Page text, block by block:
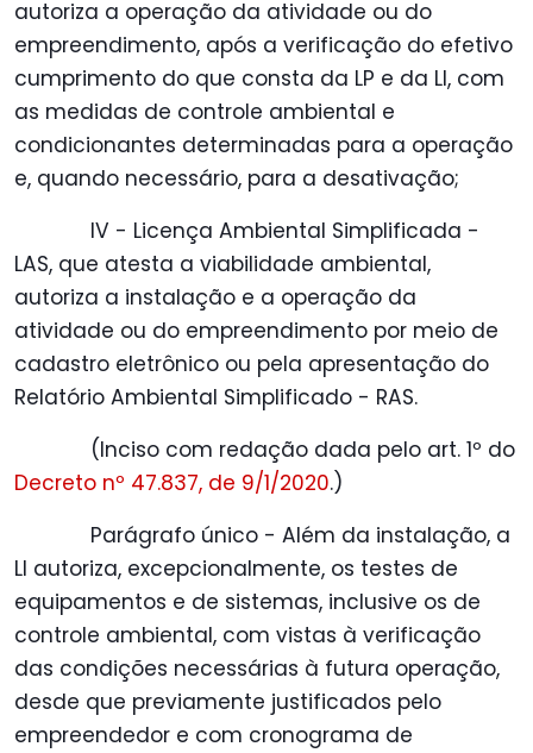
autoriza a operação da atividade ou do
empreendimento, após a verificação do efetivo
cumprimento do que consta da LP e da LI, com
as medidas de controle ambiental e
condicionantes determinadas para a operação
e, quando necessário, para a desativação;
IV - Licença Ambiental Simplificada -
LAS, que atesta a viabilidade ambiental,
autoriza a instalação e a operação da
atividade ou do empreendimento por meio de
cadastro eletrônico ou pela apresentação do
Relatório Ambiental Simplificado - RAS.
(Inciso com redação dada pelo art. 1º do
Decreto nº 47.837, de 9/1/2020.)
Parágrafo único - Além da instalação, a
LI autoriza, excepcionalmente, os testes de
equipamentos e de sistemas, inclusive os de
controle ambiental, com vistas à verificação
das condições necessárias à futura operação,
desde que previamente justificados pelo
empreendedor e com cronograma de